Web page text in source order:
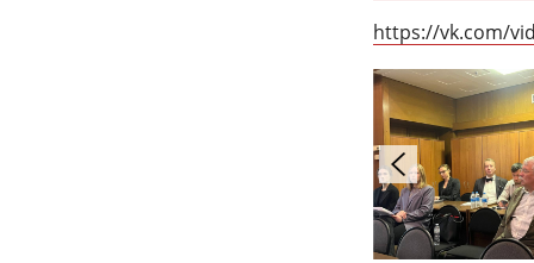
https://vk.com/